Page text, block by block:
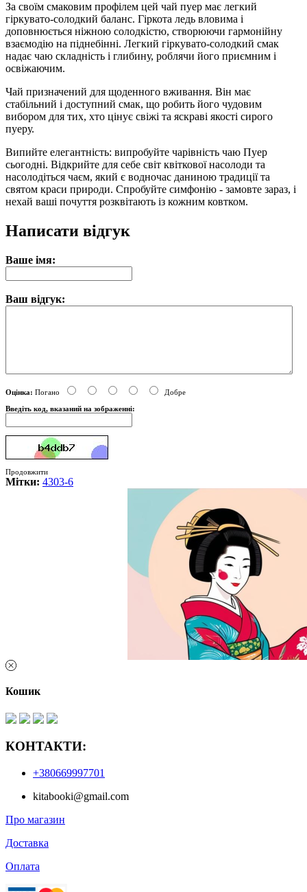
За своїм смаковим профілем цей чай пуер має легкий
гіркувато-солодкий баланс. Гіркота ледь вловима і
доповнюється ніжною солодкістю, створюючи гармонійну
взаємодію на піднебінні. Легкий гіркувато-солодкий смак
надає чаю складність і глибину, роблячи його приємним і
освіжаючим.
Чай призначений для щоденного вживання. Він має
стабільний і доступний смак, що робить його чудовим
вибором для тих, хто цінує свіжі та яскраві якості сирого
пуеру.
Випийте елегантність: випробуйте чарівність чаю Пуер
сьогодні. Відкрийте для себе світ квіткової насолоди та
насолодіться чаєм, який є водночас даниною традиції та
святом краси природи. Спробуйте симфонію - замовте зараз, і
нехай ваші почуття розквітають із кожним ковтком.
Написати відгук
Ваше імя:
Ваш відгук:
Оцінка: Погано
Добре
Введіть код, вказаний на зображенні:
Продовжити
Мітки: 4303-6
Кошик
КОНТАКТИ:
+380669997701
kitabooki@gmail.com
Про магазин
Доставка
Оплата